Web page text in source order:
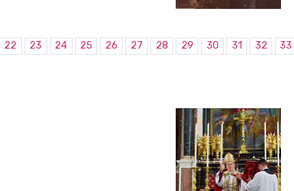
22 23 24 25 26 27 28 29 30 31 32 33